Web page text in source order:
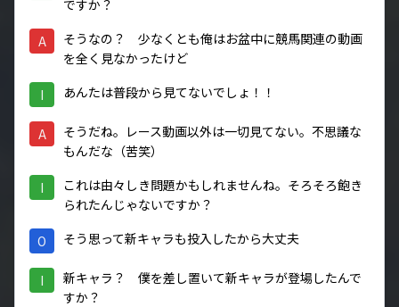
ですか？
A
そうなの？ 少なくとも俺はお盆中に競馬関連の動画
を全く見なかったけど
I あんたは普段から見てないでしょ！！
A
そうだね。レース動画以外は一切見てない。不思議な
もんだな（苦笑）
I
これは由々しき問題かもしれませんね。そろそろ飽き
られたんじゃないですか？
O そう思って新キャラも投入したから大丈夫
I
新キャラ？ 僕を差し置いて新キャラが登場したんで
すか？